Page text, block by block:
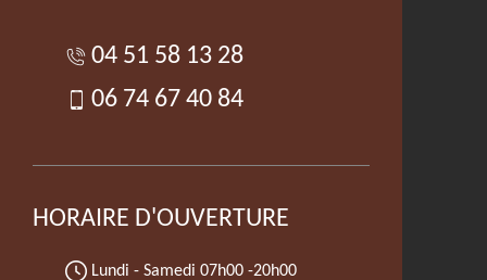
04 51 58 13 28
06 74 67 40 84
HORAIRE D'OUVERTURE
Lundi - Samedi 07h00 -20h00